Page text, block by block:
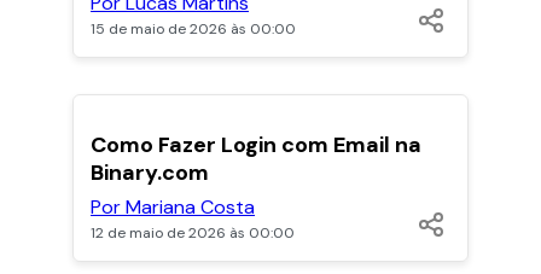
15 de maio de 2026 às 00:00
POPULARES
Como Fazer Login com Email na
Binary.com
Por Mariana Costa
12 de maio de 2026 às 00:00